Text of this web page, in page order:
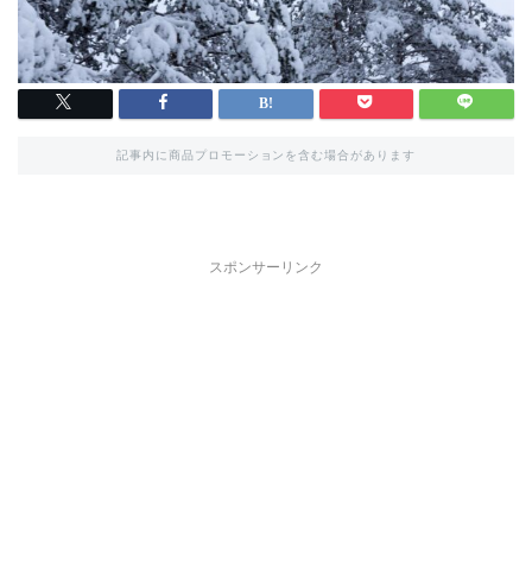
記事内に商品プロモーションを含む場合があります
スポンサーリンク